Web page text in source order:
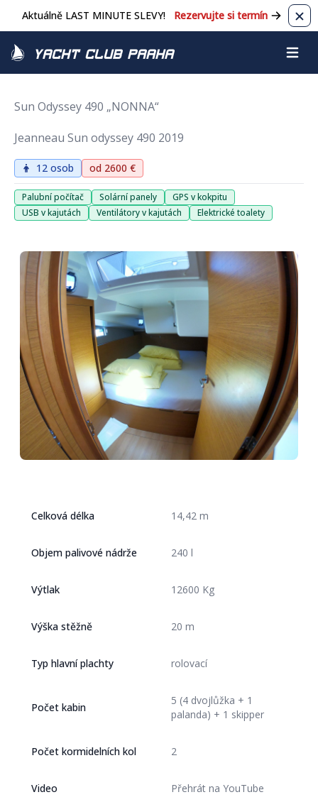
Aktuálně LAST MINUTE SLEVY! Rezervujte si termín
Yacht Club Praha
Sun Odyssey 490 „NONNA“
Jeanneau Sun odyssey 490 2019
12 osob od 2600 €
Palubní počítač Solární panely
GPS v kokpitu
USB v kajutách
Ventilátory v kajutách Elektrické toalety
Celková délka 14,42 m
Objem palivové nádrže 240 l
Výtlak 12600 Kg
Výška stěžně 20 m
Typ hlavní plachty rolovací
Počet kabin
5 (4 dvojlůžka + 1
palanda) + 1 skipper
Počet kormidelních kol 2
Video Přehrát na YouTube